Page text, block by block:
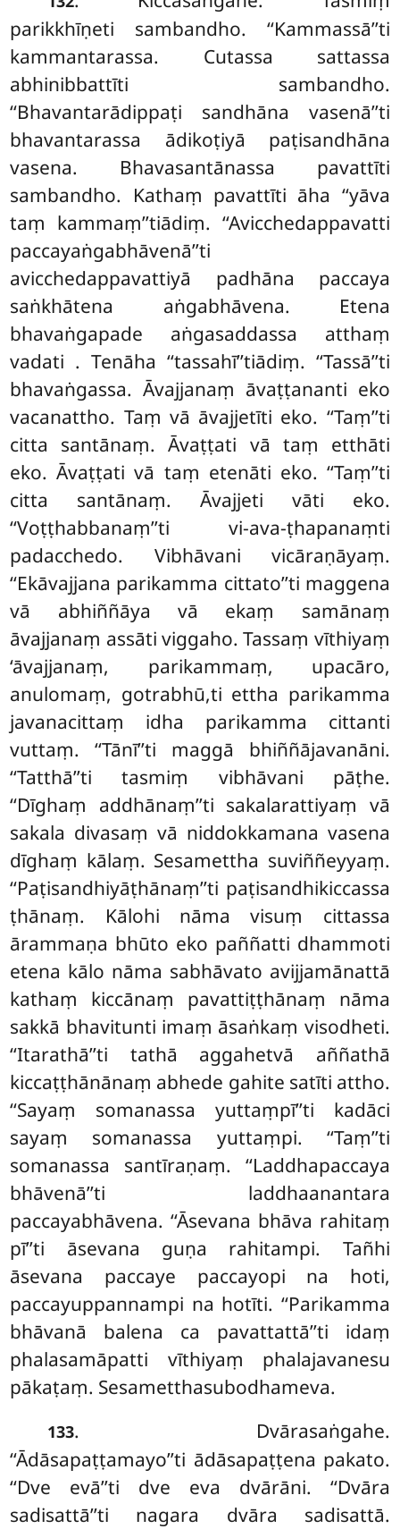
parikkhīṇeti sambandho. ‘‘Kammassā’’ti
kammantarassa. Cutassa sattassa
abhinibbattīti sambandho.
‘‘Bhavantarādippaṭi sandhāna vasenā’’ti
bhavantarassa ādikoṭiyā paṭisandhāna
vasena. Bhavasantānassa pavattīti
sambandho. Kathaṃ pavattīti āha ‘‘yāva
taṃ kammaṃ’’tiādiṃ. ‘‘Avicchedappavatti
paccayaṅgabhāvenā’’ti
avicchedappavattiyā padhāna paccaya
saṅkhātena aṅgabhāvena. Etena
bhavaṅgapade aṅgasaddassa atthaṃ
vadati . Tenāha ‘‘tassahī’’tiādiṃ. ‘‘Tassā’’ti
bhavaṅgassa. Āvajjanaṃ āvaṭṭananti eko
vacanattho. Taṃ vā āvajjetīti eko. ‘‘Taṃ’’ti
citta santānaṃ. Āvaṭṭati vā taṃ etthāti
eko. Āvaṭṭati vā taṃ etenāti eko. ‘‘Taṃ’’ti
citta santānaṃ. Āvajjeti vāti eko.
‘‘Voṭṭhabbanaṃ’’ti vi-ava-ṭhapanaṃti
padacchedo. Vibhāvani vicāraṇāyaṃ.
‘‘Ekāvajjana parikamma cittato’’ti maggena
vā abhiññāya vā ekaṃ samānaṃ
āvajjanaṃ assāti viggaho. Tassaṃ vīthiyaṃ
‘āvajjanaṃ, parikammaṃ, upacāro,
anulomaṃ, gotrabhū,ti ettha parikamma
javanacittaṃ idha parikamma cittanti
vuttaṃ. ‘‘Tānī’’ti maggā bhiññājavanāni.
‘‘Tatthā’’ti tasmiṃ vibhāvani pāṭhe.
‘‘Dīghaṃ addhānaṃ’’ti sakalarattiyaṃ vā
sakala divasaṃ vā niddokkamana vasena
dīghaṃ kālaṃ. Sesamettha suviññeyyaṃ.
‘‘Paṭisandhiyāṭhānaṃ’’ti paṭisandhikiccassa
ṭhānaṃ. Kālohi nāma visuṃ cittassa
ārammaṇa bhūto eko paññatti dhammoti
etena kālo nāma sabhāvato avijjamānattā
kathaṃ kiccānaṃ pavattiṭṭhānaṃ nāma
sakkā bhavitunti imaṃ āsaṅkaṃ visodheti.
‘‘Itarathā’’ti tathā aggahetvā aññathā
kiccaṭṭhānānaṃ abhede gahite satīti attho.
‘‘Sayaṃ somanassa yuttaṃpī’’ti kadāci
sayaṃ somanassa yuttaṃpi. ‘‘Taṃ’’ti
somanassa santīraṇaṃ. ‘‘Laddhapaccaya
bhāvenā’’ti laddhaanantara
paccayabhāvena. ‘‘Āsevana bhāva rahitaṃ
pī’’ti āsevana guṇa rahitampi. Tañhi
āsevana paccaye paccayopi na hoti,
paccayuppannampi na hotīti. ‘‘Parikamma
bhāvanā balena ca pavattattā’’ti idaṃ
phalasamāpatti vīthiyaṃ phalajavanesu
pākaṭaṃ. Sesametthasubodhameva.
133. Dvārasaṅgahe.
‘‘Ādāsapaṭṭamayo’’ti ādāsapaṭṭena pakato.
‘‘Dve evā’’ti dve eva dvārāni. ‘‘Dvāra
sadisattā’’ti nagara dvāra sadisattā.